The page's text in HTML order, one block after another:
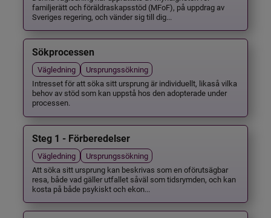
familjerätt och föräldraskapsstöd (MFoF), på uppdrag av
Sveriges regering, och vänder sig till dig...
Sökprocessen
Vägledning
Ursprungssökning
Intresset för att söka sitt ursprung är individuellt, likaså vilka
behov av stöd som kan uppstå hos den adopterade under
processen.
Steg 1 - Förberedelser
Vägledning
Ursprungssökning
Att söka sitt ursprung kan beskrivas som en oförutsägbar
resa, både vad gäller utfallet såväl som tidsrymden, och kan
kosta på både psykiskt och ekon...